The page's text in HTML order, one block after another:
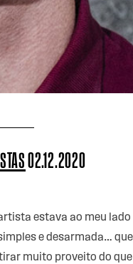
02.12.2020
estava ao meu
e desarmada…
muito proveito do que